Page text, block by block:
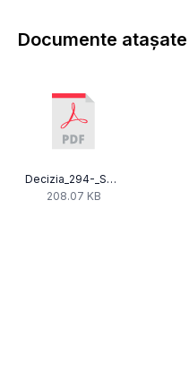
Documente atașate
Decizia_294-_Som-12_2_D_277_Radio_M_PLUS.pdf
208.07 KB